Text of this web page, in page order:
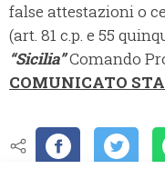
false attestazioni o
(art. 81 c.p. e 55
“Sicilia”Comando
COMUNICATO